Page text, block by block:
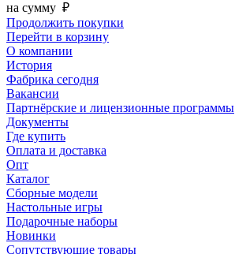
на сумму ₽
Продолжить покупки
Перейти в корзину
О компании
История
Фабрика сегодня
Вакансии
Партнёрские и лицензионные программы
Документы
Где купить
Оплата и доставка
Опт
Каталог
Сборные модели
Настольные игры
Подарочные наборы
Новинки
Сопутствующие товары